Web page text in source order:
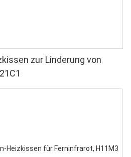
zur Linderung von